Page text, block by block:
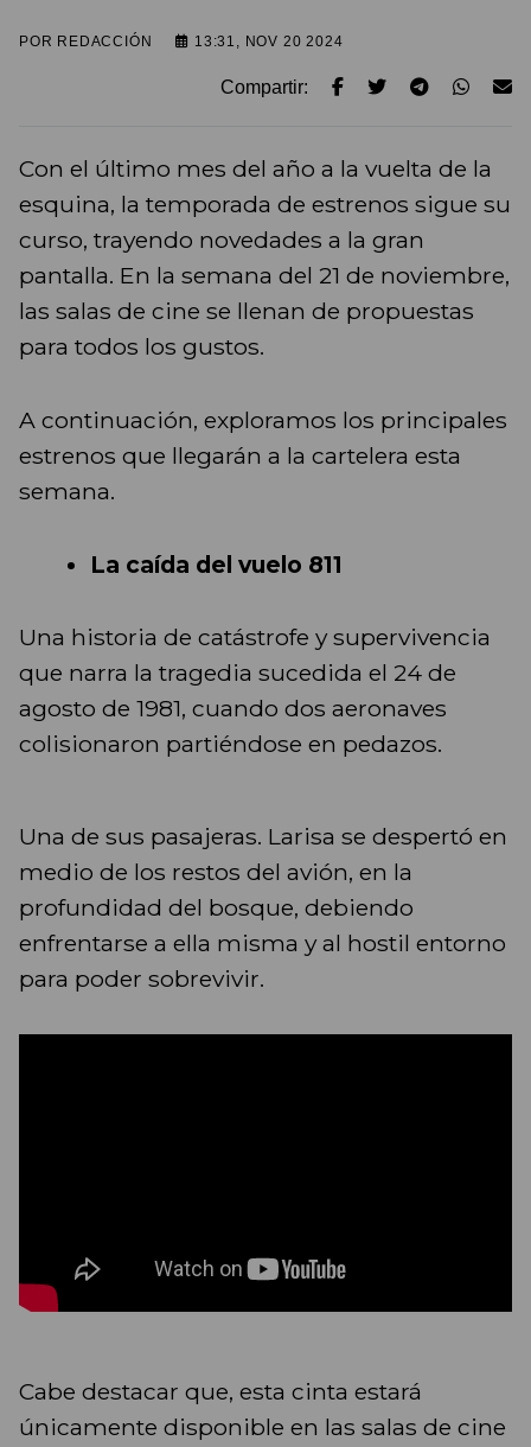
POR REDACCIÓN 13:31, NOV 20 2024
Compartir:
Con el último mes del año a la vuelta de la
esquina, la temporada de estrenos sigue su
curso, trayendo novedades a la gran
pantalla. En la semana del 21 de noviembre,
las salas de cine se llenan de propuestas
para todos los gustos.
A continuación, exploramos los principales
estrenos que llegarán a la cartelera esta
semana.
La caída del vuelo 811
Una historia de catástrofe y supervivencia
que narra la tragedia sucedida el 24 de
agosto de 1981, cuando dos aeronaves
colisionaron partiéndose en pedazos.
Una de sus pasajeras. Larisa se despertó en
medio de los restos del avión, en la
profundidad del bosque, debiendo
enfrentarse a ella misma y al hostil entorno
para poder sobrevivir.
Cabe destacar que, esta cinta estará
únicamente disponible en las salas de cine